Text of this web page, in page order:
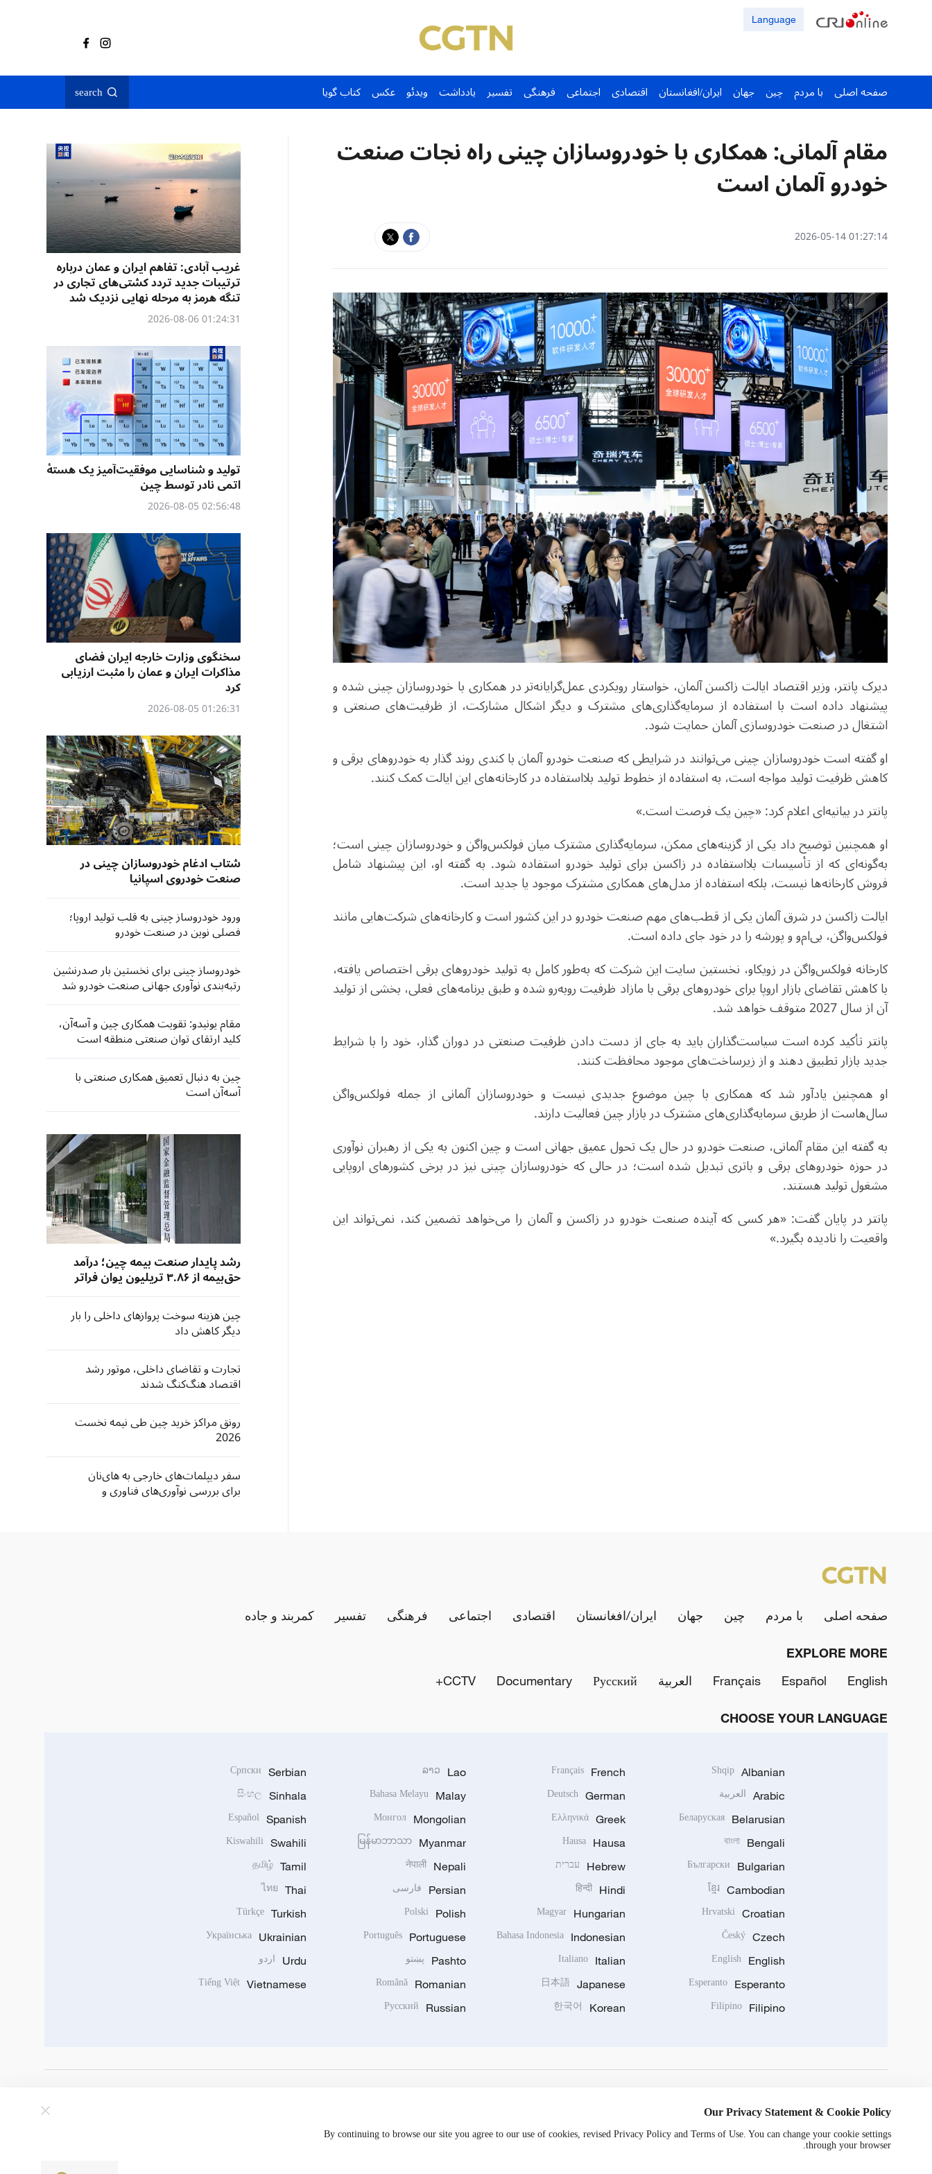
Language
صفحه اصلی با مردم چین جهان ایران/افغانستان اقتصادی اجتماعی فرهنگی تفسیر یادداشت ویدئو عکس کتاب گویا search
مقام آلمانی: همکاری با خودروسازان چینی راه نجات صنعت
خودرو آلمان است
01:27:14 2026-05-14
دیرک پانتر، وزیر اقتصاد ایالت زاکسن آلمان، خواستار رویکردی عمل‌گرایانه‌تر در همکاری با خودروسازان چینی شده و
پیشنهاد داده است با استفاده از سرمایه‌گذاری‌های مشترک و دیگر اشکال مشارکت، از ظرفیت‌های صنعتی و
اشتغال در صنعت خودروسازی آلمان حمایت شود.
او گفته است خودروسازان چینی می‌توانند در شرایطی که صنعت خودرو آلمان با کندی روند گذار به خودروهای برقی و
کاهش ظرفیت تولید مواجه است، به استفاده از خطوط تولید بلااستفاده در کارخانه‌های این ایالت کمک کنند.
پانتر در بیانیه‌ای اعلام کرد: «چین یک فرصت است.»
او همچنین توضیح داد یکی از گزینه‌های ممکن، سرمایه‌گذاری مشترک میان فولکس‌واگن و خودروسازان چینی است؛
به‌گونه‌ای که از تأسیسات بلااستفاده در زاکسن برای تولید خودرو استفاده شود. به گفته او، این پیشنهاد شامل
فروش کارخانه‌ها نیست، بلکه استفاده از مدل‌های همکاری مشترک موجود یا جدید است.
ایالت زاکسن در شرق آلمان یکی از قطب‌های مهم صنعت خودرو در این کشور است و کارخانه‌های شرکت‌هایی مانند
فولکس‌واگن، بی‌ام‌و و پورشه را در خود جای داده است.
کارخانه فولکس‌واگن در زویکاو، نخستین سایت این شرکت که به‌طور کامل به تولید خودروهای برقی اختصاص یافته،
با کاهش تقاضای بازار اروپا برای خودروهای برقی با مازاد ظرفیت روبه‌رو شده و طبق برنامه‌های فعلی، بخشی از تولید
آن از سال 2027 متوقف خواهد شد.
پانتر تأکید کرده است سیاست‌گذاران باید به جای از دست دادن ظرفیت صنعتی در دوران گذار، خود را با شرایط
جدید بازار تطبیق دهند و از زیرساخت‌های موجود محافظت کنند.
او همچنین یادآور شد که همکاری با چین موضوع جدیدی نیست و خودروسازان آلمانی از جمله فولکس‌واگن
سال‌هاست از طریق سرمایه‌گذاری‌های مشترک در بازار چین فعالیت دارند.
به گفته این مقام آلمانی، صنعت خودرو در حال یک تحول عمیق جهانی است و چین اکنون به یکی از رهبران نوآوری
در حوزه خودروهای برقی و باتری تبدیل شده است؛ در حالی که خودروسازان چینی نیز در برخی کشورهای اروپایی
مشغول تولید هستند.
پانتر در پایان گفت: «هر کسی که آینده صنعت خودرو در زاکسن و آلمان را می‌خواهد تضمین کند، نمی‌تواند این
واقعیت را نادیده بگیرد.»
غریب آبادی: تفاهم ایران و عمان درباره
ترتیبات جدید تردد کشتی‌های تجاری در
تنگه هرمز به مرحله نهایی نزدیک شد
01:24:31 2026-08-06
تولید و شناسایی موفقیت‌آمیز یک هستهٔ
اتمی نادر توسط چین
02:56:48 2026-08-05
سخنگوی وزارت خارجه ایران فضای
مذاکرات ایران و عمان را مثبت ارزیابی
کرد
01:26:31 2026-08-05
شتاب ادغام خودروسازان چینی در
صنعت خودروی اسپانیا
ورود خودروساز چینی به قلب تولید اروپا؛
فصلی نوین در صنعت خودرو
خودروساز چینی برای نخستین بار صدرنشین
رتبه‌بندی نوآوری جهانی صنعت خودرو شد
مقام یونیدو: تقویت همکاری چین و آسه‌آن،
کلید ارتقای توان صنعتی منطقه است
چین به دنبال تعمیق همکاری صنعتی با
آسه‌آن است
رشد پایدار صنعت بیمه چین؛ درآمد
حق‌بیمه از ۳.۸۶ تریلیون یوان فراتر
رفت
چین هزینه سوخت پروازهای داخلی را بار
دیگر کاهش داد
تجارت و تقاضای داخلی، موتور رشد
اقتصاد هنگ‌کنگ شدند
رونق مراکز خرید چین طی نیمه نخست
2026
سفر دیپلمات‌های خارجی به های‌نان
برای بررسی نوآوری‌های فناوری و
صفحه اصلی با مردم چین جهان ایران/افغانستان اقتصادی اجتماعی فرهنگی تفسیر کمربند و جاده
EXPLORE MORE
English
Español
Français العربية Русский
Documentary
CCTV+
CHOOSE YOUR LANGUAGE
Albanian
Shqip
Arabic العربية
Belarusian
Беларуская
Bengali
বাংলা
Bulgarian
Български
Cambodian
ខ្មែរ
Croatian
Hrvatski
Czech
Český
English
English
Esperanto
Esperanto
Filipino
Filipino
French
Français
German
Deutsch
Greek
Ελληνικά
Hausa
Hausa
Hebrew עברית
Hindi
हिन्दी
Hungarian
Magyar
Indonesian
Bahasa Indonesia
Italian
Italiano
Japanese
日本語
Korean
한국어
Lao
ລາວ
Malay
Bahasa Melayu
Mongolian
Монгол
Myanmar
မြန်မာဘာသာ
Nepali
नेपाली
Persian فارسی
Polish
Polski
Portuguese
Português
Pashto پښتو
Romanian
Română
Russian
Русский
Serbian
Српски
Sinhala
සිංහල
Spanish
Español
Swahili
Kiswahili
Tamil
தமிழ்
Thai
ไทย
Turkish
Türkçe
Ukrainian
Українська
Urdu اردو
Vietnamese
Tiếng Việt
Our Privacy Statement & Cookie Policy
By continuing to browse our site you agree to our use of cookies, revised Privacy Policy and Terms of Use. You can change your cookie settings
through your browser.